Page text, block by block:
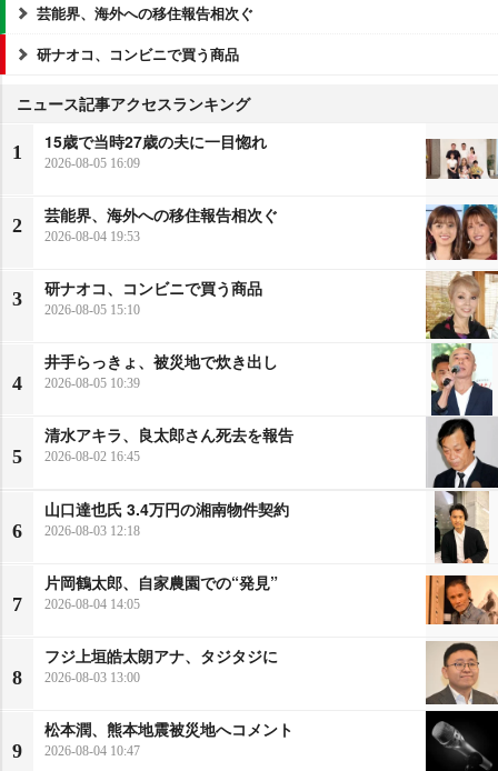
芸能界、海外への移住報告相次ぐ
研ナオコ、コンビニで買う商品
ニュース記事アクセスランキング
1
15歳で当時27歳の夫に一目惚れ
2026-08-05 16:09
2
芸能界、海外への移住報告相次ぐ
2026-08-04 19:53
3
研ナオコ、コンビニで買う商品
2026-08-05 15:10
4
井手らっきょ、被災地で炊き出し
2026-08-05 10:39
5
清水アキラ、良太郎さん死去を報告
2026-08-02 16:45
6
山口達也氏 3.4万円の湘南物件契約
2026-08-03 12:18
7
片岡鶴太郎、自家農園での“発見”
2026-08-04 14:05
8
フジ上垣皓太朗アナ、タジタジに
2026-08-03 13:00
9
松本潤、熊本地震被災地へコメント
2026-08-04 10:47